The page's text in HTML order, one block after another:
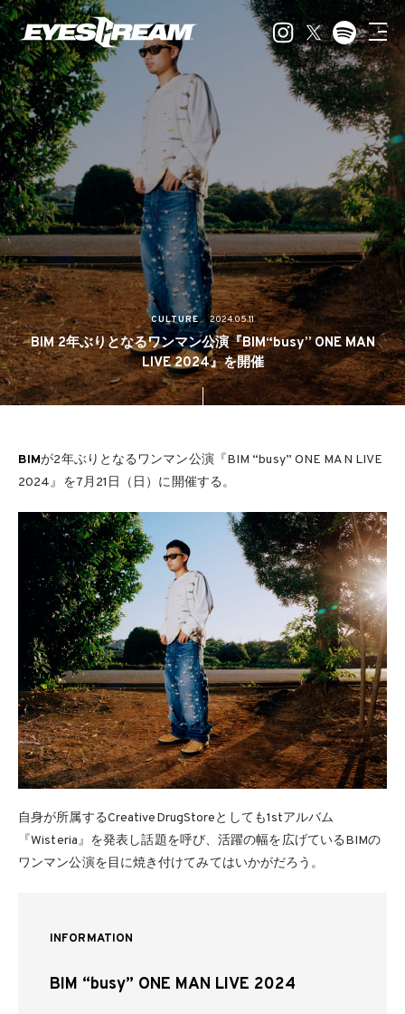
CULTURE 2024.05.11
BIM 2年ぶりとなるワンマン公演『BIM“busy” ONE MAN
LIVE 2024』を開催
BIMが2年ぶりとなるワンマン公演『BIM “busy” ONE MAN LIVE
2024』を7月21日（日）に開催する。
自身が所属するCreativeDrugStoreとしても1stアルバム
『Wisteria』を発表し話題を呼び、活躍の幅を広げているBIMの
ワンマン公演を目に焼き付けてみてはいかがだろう。
INFORMATION
BIM “busy” ONE MAN LIVE 2024